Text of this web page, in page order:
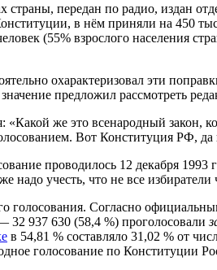
страны, передан по радио, издан
в нём приняли на 450
(55% взрослого населения
охарактеризовал эти
предложил рассмотреть
«Какой же это всенародный
Вот Конституция РФ,
проводилось 12 декабря
надо учесть, что не все избиратели
голосования. Согласно
32 937 630 (58,4 %) проголосовали
в 54,81 % составляло 31,02 % от
голосование по Конституции